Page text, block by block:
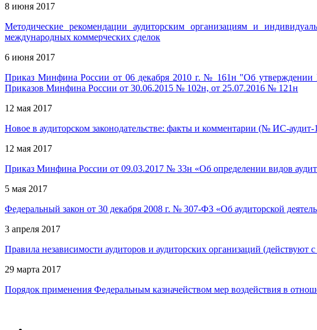
8 июня 2017
Методические рекомендации аудиторским организациям и
международных коммерческих сделок
6 июня 2017
Приказ Минфина России от 06 декабря 2010 г. № 161н "Об утверждении
Приказов Минфина России от 30.06.2015 № 102н, от 25.07.2016 № 121н
12 мая 2017
Новое в аудиторском законодательстве: факты и комментарии (№ ИС-аудит-
12 мая 2017
Приказ Минфина России от 09.03.2017 № 33н «Об определении видов
5 мая 2017
Федеральный закон от 30 декабря 2008 г. № 307-ФЗ «Об аудиторской
3 апреля 2017
Правила независимости аудиторов и аудиторских организаций (действуют
29 марта 2017
Порядок применения Федеральным казначейством мер воздействия в